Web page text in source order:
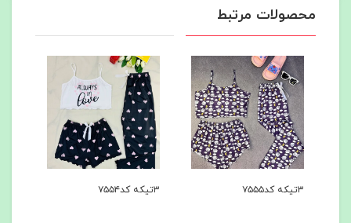
محصولات مرتبط
۳تیکه کد۷۵۵۴ ۳تیکه کد۷۵۵۳